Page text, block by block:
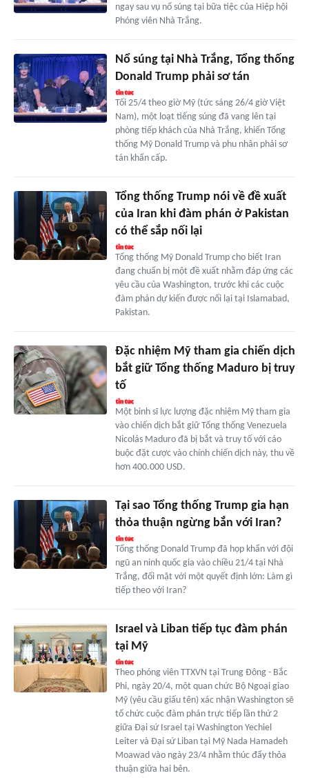
ngay sau vụ nổ súng tại bữa tiệc của Hiệp hội
Phóng viên Nhà Trắng.
Nổ súng tại Nhà Trắng, Tổng thống
Donald Trump phải sơ tán
Tối 25/4 theo giờ Mỹ (tức sáng 26/4 giờ Việt
Nam), một loạt tiếng súng đã vang lên tại
phòng tiếp khách của Nhà Trắng, khiến Tổng
thống Mỹ Donald Trump và phu nhân phải sơ
tán khẩn cấp.
Tổng thống Trump nói về đề xuất
của Iran khi đàm phán ở Pakistan
có thể sắp nối lại
Tổng thống Mỹ Donald Trump cho biết Iran
đang chuẩn bị một đề xuất nhằm đáp ứng các
yêu cầu của Washington, trước khi các cuộc
đàm phán dự kiến được nối lại tại Islamabad,
Pakistan.
Đặc nhiệm Mỹ tham gia chiến dịch
bắt giữ Tổng thống Maduro bị truy
tố
Một binh sĩ lực lượng đặc nhiệm Mỹ tham gia
vào chiến dịch bắt giữ Tổng thống Venezuela
Nicolás Maduro đã bị bắt và truy tố với cáo
buộc đặt cược vào chính chiến dịch này, thu về
hơn 400.000 USD.
Tại sao Tổng thống Trump gia hạn
thỏa thuận ngừng bắn với Iran?
Tổng thống Donald Trump đã họp khẩn với đội
ngũ an ninh quốc gia vào chiều 21/4 tại Nhà
Trắng, đối mặt với một quyết định lớn: Làm gì
tiếp theo với Iran?
Israel và Liban tiếp tục đàm phán
tại Mỹ
Theo phóng viên TTXVN tại Trung Đông - Bắc
Phi, ngày 20/4, một quan chức Bộ Ngoại giao
Mỹ (yêu cầu giấu tên) xác nhận Washington sẽ
tổ chức cuộc đàm phán trực tiếp lần thứ 2
giữa Đại sứ Israel tại Washington Yechiel
Leiter và Đại sứ Liban tại Mỹ Nada Hamadeh
Moawad vào ngày 23/4 nhằm thúc đẩy thỏa
thuận giữa hai bên.